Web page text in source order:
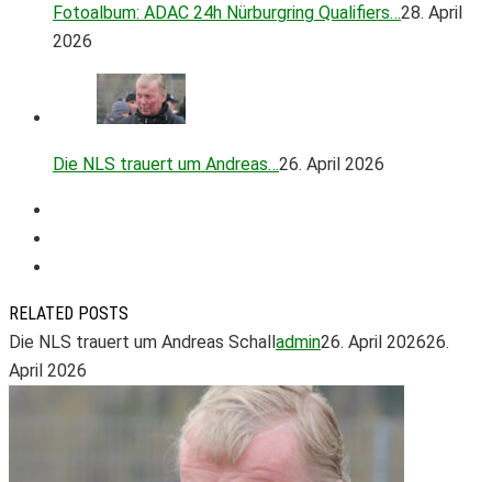
Fotoalbum: ADAC 24h Nürburgring Qualifiers…28. April
2026
Die NLS trauert um Andreas…26. April 2026
RELATED POSTS
Die NLS trauert um Andreas Schalladmin26. April 202626.
April 2026